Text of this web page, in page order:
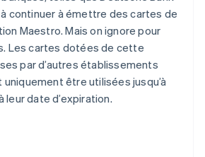
continuer à émettre des cartes de
Maestro. Mais on ignore pour
Les cartes dotées de cette
par d’autres établissements
être utilisées jusqu’à
leur date d’expiration.